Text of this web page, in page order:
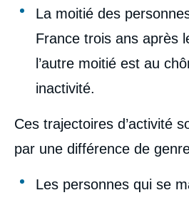
La moitié des
France trois ans après
l’autre moitié est au
inactivité.
Ces trajectoires d’activité
par une différence de
Les personnes qui se